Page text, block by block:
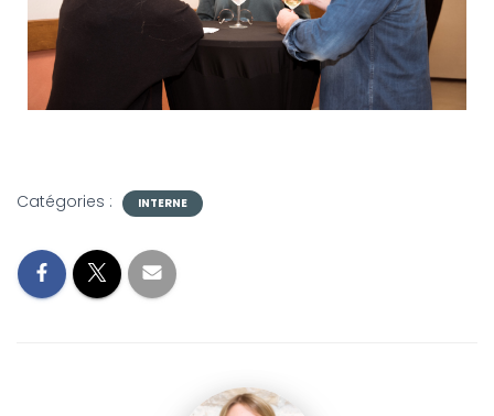
Catégories : INTERNE